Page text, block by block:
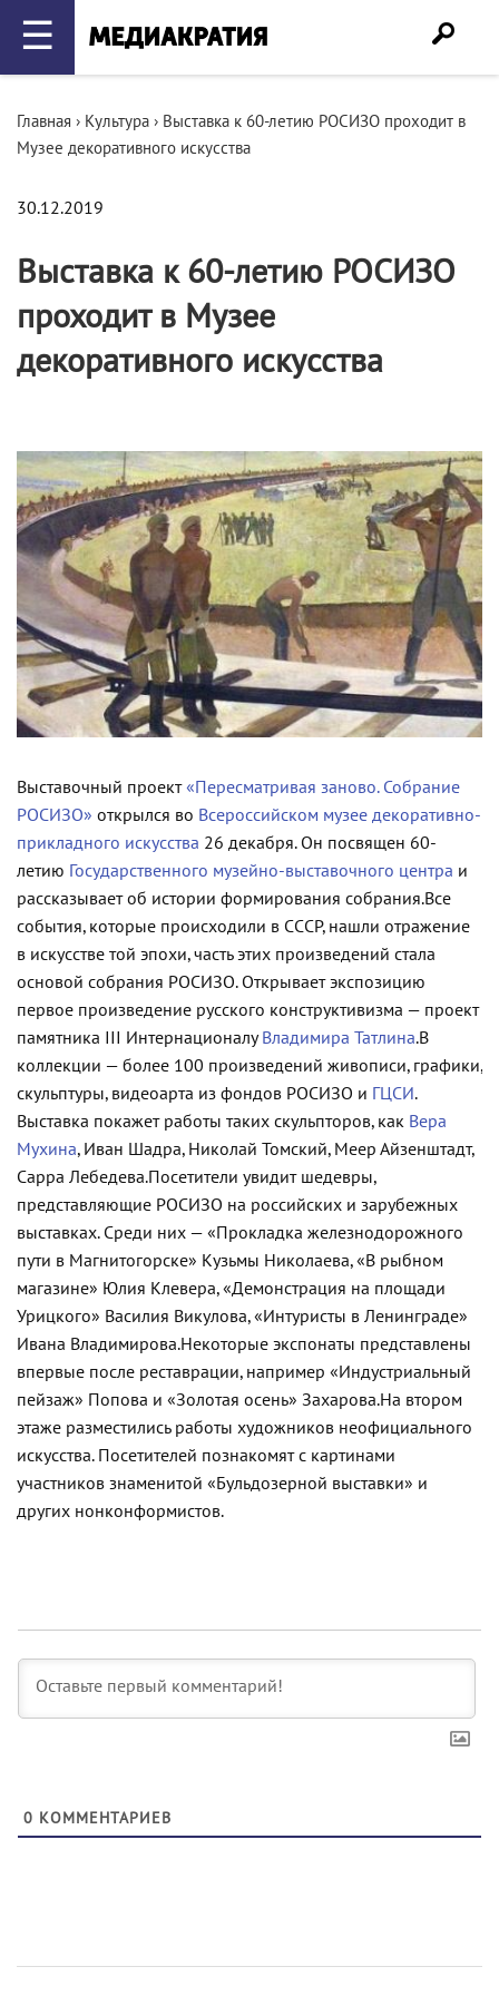
☰
Главная › Культура › Выставка к 60-летию РОСИЗО проходит в
Музее декоративного искусства
30.12.2019
Выставка к 60-летию РОСИЗО
проходит в Музее
декоративного искусства
Выставочный проект«Пересматривая заново. Собрание
РОСИЗО» открылся во Всероссийском музее декоративно-
прикладного искусства 26 декабря. Он посвящен 60-
летию Государственного музейно-выставочного центра и
рассказывает об истории формирования собрания.Все
события, которые происходили в СССР, нашли отражение
в искусстве той эпохи, часть этих произведений стала
основой собрания РОСИЗО. Открывает экспозицию
первое произведение русского конструктивизма — проект
памятника III ИнтернационалуВладимира Татлина.В
коллекции — более 100 произведений живописи, графики,
скульптуры, видеоарта из фондов РОСИЗО и ГЦСИ.
Выставка покажет работы таких скульпторов, как Вера
Мухина, Иван Шадра, Николай Томский, Меер Айзенштадт,
Сарра Лебедева.Посетители увидит шедевры,
представляющие РОСИЗО на российских и зарубежных
выставках. Среди них — «Прокладка железнодорожного
пути в Магнитогорске» Кузьмы Николаева, «В рыбном
магазине» Юлия Клевера, «Демонстрация на площади
Урицкого» Василия Викулова, «Интуристы в Ленинграде»
Ивана Владимирова.Некоторые экспонаты представлены
впервые после реставрации, например «Индустриальный
пейзаж» Попова и «Золотая осень» Захарова.На втором
этаже разместились работы художников неофициального
искусства. Посетителей познакомят с картинами
участников знаменитой «Бульдозерной выставки» и
других нонконформистов.
0 КОММЕНТАРИЕВ